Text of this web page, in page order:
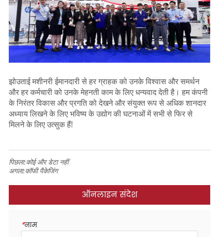
पिछला:कोई और डेटा नहीं
अगला:कॉफी पैकेजिंग
ऑनलाइन संदेश
*नाम